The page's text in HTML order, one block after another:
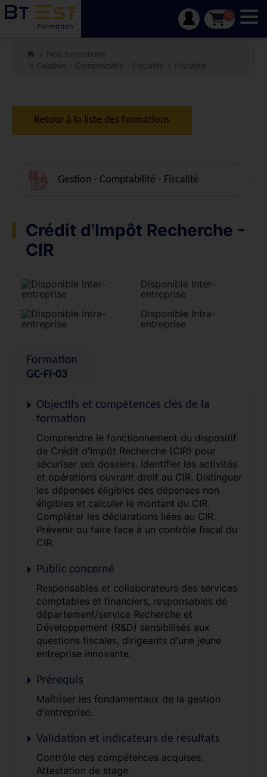
0
Nos formations
Gestion - Comptabilité - Fiscalité
Fiscalité
Retour à la liste des formations
Gestion - Comptabilité - Fiscalité
Crédit d'Impôt Recherche -
CIR
Disponible Inter-
entreprise
Disponible Intra-
entreprise
Formation
GC-FI-03
Objectifs et compétences clés de la
formation
Comprendre le fonctionnement du dispositif
de Crédit d'Impôt Recherche (CIR) pour
sécuriser ses dossiers. Identifier les activités
et opérations ouvrant droit au CIR. Distinguer
les dépenses éligibles des dépenses non
éligibles et calculer le montant du CIR.
Compléter les déclarations liées au CIR.
Prévenir ou faire face à un contrôle fiscal du
CIR.
Public concerné
Responsables et collaborateurs des services
comptables et financiers, responsables de
département/service Recherche et
Développement (R&D) sensibilisés aux
questions fiscales, dirigeants d'une jeune
entreprise innovante.
Prérequis
Maîtriser les fondamentaux de la gestion
d'entreprise.
Validation et indicateurs de résultats
Contrôle des compétences acquises.
Attestation de stage.